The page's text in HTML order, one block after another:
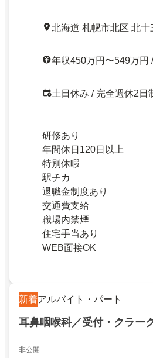
北海道 札幌市北区 北
年収450万円〜549万円
土日休み / 完全週休2日
研修あり
年間休日120日以上
特別休暇
駅チカ
退職金制度あり
交通費支給
職場内禁煙
住宅手当あり
WEB面接OK
新着アルバイト・パート
耳鼻咽喉科／受付・クラー
非公開